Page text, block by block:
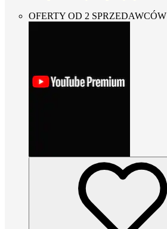
OFERTY OD 2 SPRZEDAWCÓW